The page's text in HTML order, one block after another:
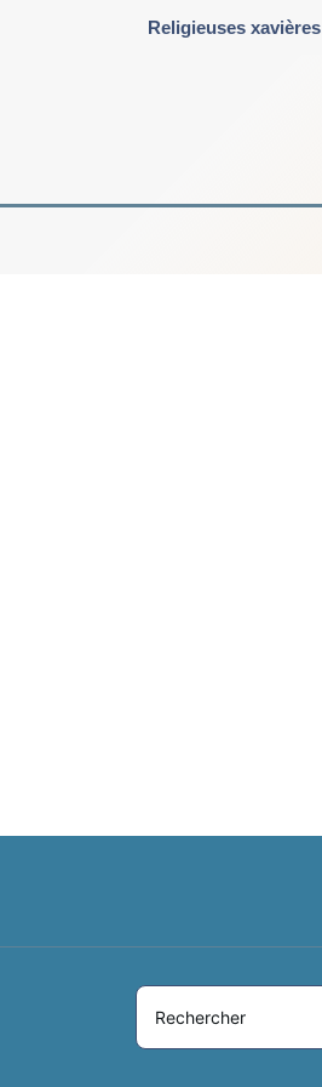
Religieuses xavières